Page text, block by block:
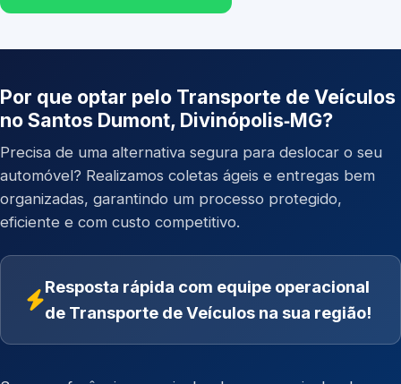
Por que optar pelo Transporte de Veículos
no Santos Dumont, Divinópolis‑MG?
Precisa de uma alternativa segura para deslocar o seu
automóvel? Realizamos coletas ágeis e entregas bem
organizadas, garantindo um processo protegido,
eficiente e com custo competitivo.
Resposta rápida com equipe operacional
de Transporte de Veículos na sua região!